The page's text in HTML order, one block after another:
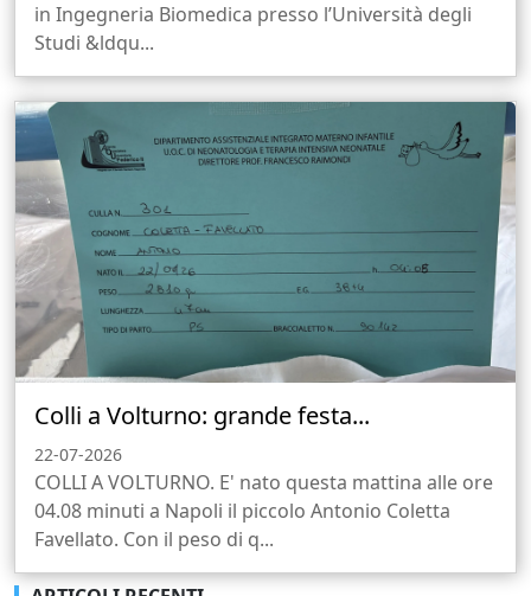
in Ingegneria Biomedica presso l’Università degli
Studi &ldqu...
Colli a Volturno: grande festa...
22-07-2026
COLLI A VOLTURNO. E' nato questa mattina alle ore
04.08 minuti a Napoli il piccolo Antonio Coletta
Favellato. Con il peso di q...